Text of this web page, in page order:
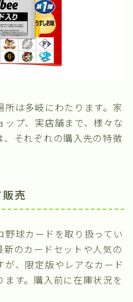
は多岐にわたります。家
プ、実店舗まで、様々な
それぞれの購入先の特徴
売
球カードを取り扱ってい
のカードセットや人気の
、限定版やレアなカード
す。購入前に在庫状況を